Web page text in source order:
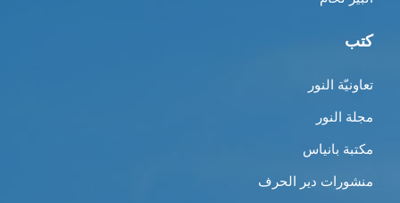
كتب
تعاونيّة النور
مجلة النور
مكتبة بانياس
منشورات دير الحرف